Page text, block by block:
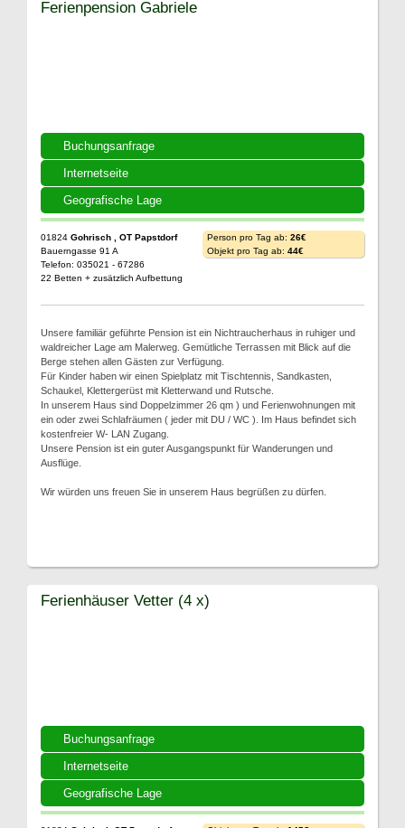
Buchungsanfrage
Internetseite
Geografische Lage
Ferienpension Gabriele
01824 Gohrisch , OT Papstdorf
Bauerngasse 91 A
Telefon: 035021 - 67286
22 Betten + zusätzlich Aufbettung
Person pro Tag ab: 26€
Objekt pro Tag ab: 44€
Unsere familiär geführte Pension ist ein Nichtraucherhaus in ruhiger und
waldreicher Lage am Malerweg. Gemütliche Terrassen mit Blick auf die
Berge stehen allen Gästen zur Verfügung.
Für Kinder haben wir einen Spielplatz mit Tischtennis, Sandkasten,
Schaukel, Klettergerüst mit Kletterwand und Rutsche.
In unserem Haus sind Doppelzimmer 26 qm ) und Ferienwohnungen mit
ein oder zwei Schlafräumen ( jeder mit DU / WC ). Im Haus befindet sich
kostenfreier W- LAN Zugang.
Unsere Pension ist ein guter Ausgangspunkt für Wanderungen und
Ausflüge.
Wir würden uns freuen Sie in unserem Haus begrüßen zu dürfen.
Buchungsanfrage
Internetseite
Geografische Lage
Ferienhäuser Vetter (4 x)